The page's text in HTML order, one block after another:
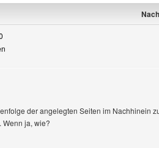
der angelegten Seiten im Nachhinein
Wenn ja, wie?